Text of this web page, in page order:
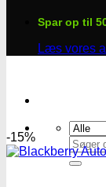
Spar op til
Læs vores
Søg
efter:
-15%